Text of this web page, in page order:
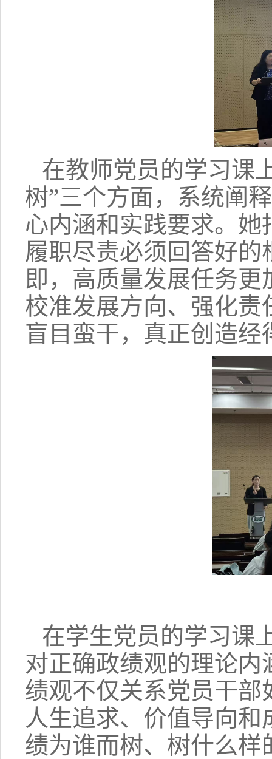
在教师党员的学习课
树”三个方面，系统阐
心内涵和实践要求。
履职尽责必须回答好的
即，高质量发展任务
校准发展方向、强化
盲目蛮干，真正创造
在学生党员的学习课
对正确政绩观的理论
绩观不仅关系党员干
人生追求、价值导向
绩为谁而树、树什么样